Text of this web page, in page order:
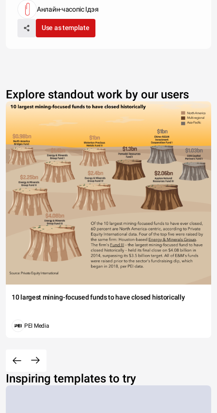
Анлайн-часопіс Ідэя
Use as template
Explore standout work by our users
10 largest mining-focused funds to have closed historically
PEI Media
Inspiring templates to try